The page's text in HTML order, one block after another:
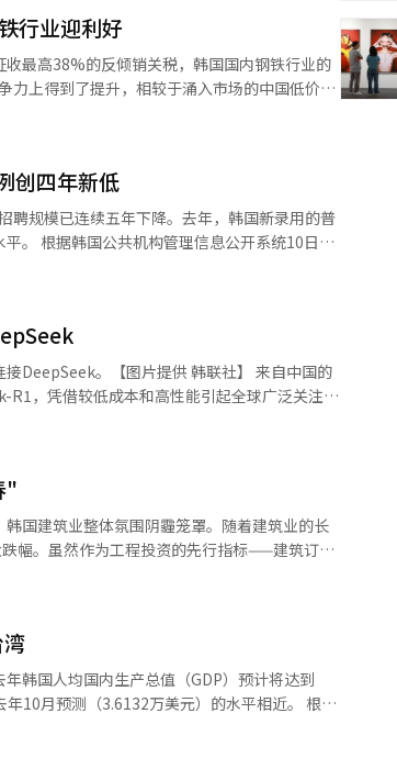
现有2170电池的五倍，成为本届展会的亮点
重点展示了高电压中镍（Mid-Nickel）电池、
。公司相关负责人表示：“当多个电池连接在
公开高电压中镍电池。此外，SK On还展出了
线电池管理系统（BMS），后者通过无线芯片
设置了脚踏发电体验区，观众可通过踩踏自行
仅提升了低温输出性能，还减少了研发时间、
产基地。与此同时，公司宣布整合旗下
精炼业务，增强市场竞争力。 韩国锌业
了计划2026年底投产的全能型镍冶炼厂。而
车税收减免、充电基础设施扩建，并计划在未
需求增长。此外，政府正推动本土电池核心材料
多重支持，以减少对海外供应链的依赖。
了中韩企业在全球电池市场的正面交锋。面
取增加发行地方政府专项债券等更加积极的财
具体措施。因此外界关注两会期间是否会“加
三次会议新闻发布会上，大会发言人娄勤俭在
批中国公司在人工智能领域的崛起，坚持开放
10%关税，中国也立即采取反制措施，从3月
张加剧的
部长记者会上，如何梳理中美关系，应对中美贸
学位。尤其是具备半导体（DS）领域专业知识
市场快速增长，但企业普遍面临人才供不应求的
加剧了韩国本土企业在高端人才招聘方面的挑
面，韩国以90.9%（全球排名第三）落后于中
国的技术水平为84.1%（全球排名第三），同
”及“下一代高性能传感技术”领域，韩国的全
数”显示，中国连续两年在学术论文数量与影
的占比从2019年的29%跃升至2022年的47%，
以能在短时间内
“科技强国”战略以来，中国政府在高科技产业
业重视
授文松天表示，由于政府和企业对软件投资与
三星电子等韩国龙头企业的技术实力，完全有
行业迎利好
最高38%的反倾销关税，韩国国内钢铁行业的
力上得到了提升，相较于涌入市场的中国低价厚
成了实质性损害。因此，委员会作出初步裁
的反倾销关税，以防止进一步损害发生。
内厚板市场规模约为8万亿韩元（约合人民币
面临严峻挑战。此外，美国特朗普政府曾宣布
钢铁协会统计，去年韩
钢铁企业因国内需求不足，正以低价向韩国市
，不得不增加对中国厚板的使用比例。此外，
由于中国低价厚板的冲击，
POSCO）的销售额为37.56万亿韩元，同比下
内市场的价格竞争力有所恢复。 现代制铁
创四年新低
聘规模已连续五年下降。去年，韩国新录用的普
日发
无固定期限合同职位和高管）。这一数字较
预期，最终未能达成整体目标。 分析指
一。数据显示，去年教育部下属11家医院共录
学医院（-415人）、忠南大学医院（-330
尤为显著。 对此，政府分析认
缓解，额外人力需求下降导致招聘规模收缩。
（央行）的报告显示，缺乏相关经验的求职者
群体的就业压力。 尽管正式员工招
去年公共机构提供的青年实习岗位达2.1239万
员工的“招聘类实习”占比22.4%（4745人），
青年及弱势群体就业方面的努力，并计划提高高
。【图片提供 韩联社】 来自中国的
，凭借较低成本和高性能引起全球广泛关注，
部门、公共机构、以及企业等以安全为由相继
被认为是防止在使用生成式AI工具过程中可能
输入个人信息，勿盲目轻信AI生成的结果等。
，但ChatGPT仍可正常使用。环境部负责人表
关谨慎使用的要求。从DeepSeek公开的资料
未进行封锁。环境部封锁DeepSeek后，预计下
大坝的韩国水资源公社也于当天发布
向各级警察机关下达使用生成型AI注意事项，包
"
幅。虽然作为工程投资的先行指标——建筑订单
工程所需时间之间的差异），预计今年建筑业
二季度（-3%）和第三季度（-9.6%）均有所下
看，去年第四季度，建筑工程和土木工程总产
少，而土木工程总产值则自2023年第二季度
少5.1万名（2.7%），呈连续两年减少态势。
韩国人均国内生产总值（GDP）预计将达到
月预测（3.6132万美元）的水平相近。 根据
。去年韩国人均GDP超过了日本和中国台湾。